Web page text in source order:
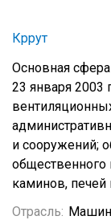
Кррут
Основная
23 января 2003
и сооружений;
общественного
каминов, печей
Отрасль: